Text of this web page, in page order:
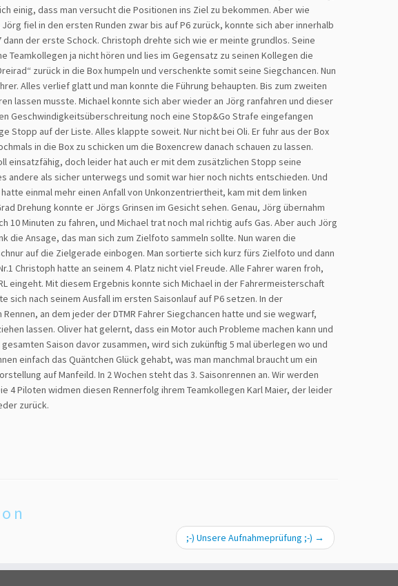
einig, dass man versucht die Positionen ins Ziel zu bekommen. Aber wie
fiel in den ersten Runden zwar bis auf P6 zurück, konnte sich aber innerhalb
der erste Schock. Christoph drehte sich wie er meinte grundlos. Seine
ja nicht hören und lies im Gegensatz zu seinen Kollegen die
zurück in die Box humpeln und verschenkte somit seine Siegchancen. Nun
Alles verlief glatt und man konnte die Führung behaupten. Bis zum zweiten
lassen musste. Michael konnte sich aber wieder an Jörg ranfahren und dieser
Geschwindigkeitsüberschreitung noch eine Stop&Go Strafe eingefangen
Stopp auf der Liste. Alles klappte soweit. Nur nicht bei Oli. Er fuhr aus der Box
in die Box zu schicken um die Boxencrew danach schauen zu lassen.
einsatzfähig, doch leider hat auch er mit dem zusätzlichen Stopp seine
andere als sicher unterwegs und somit war hier noch nichts entschieden. Und
einmal mehr einen Anfall von Unkonzentriertheit, kam mit dem linken
Drehung konnte er Jörgs Grinsen im Gesicht sehen. Genau, Jörg übernahm
Minuten zu fahren, und Michael trat noch mal richtig aufs Gas. Aber auch Jörg
die Ansage, das man sich zum Zielfoto sammeln sollte. Nun waren die
auf die Zielgerade einbogen. Man sortierte sich kurz fürs Zielfoto und dann
Christoph hatte an seinem 4. Platz nicht viel Freude. Alle Fahrer waren froh,
eingeht. Mit diesem Ergebnis konnte sich Michael in der Fahrermeisterschaft
sich nach seinem Ausfall im ersten Saisonlauf auf P6 setzen. In der
an dem jeder der DTMR Fahrer Siegchancen hatte und sie wegwarf,
lassen. Oliver hat gelernt, dass ein Motor auch Probleme machen kann und
Saison davor zusammen, wird sich zukünftig 5 mal überlegen wo und
einfach das Quäntchen Glück gehabt, was man manchmal braucht um ein
auf Manfeild. In 2 Wochen steht das 3. Saisonrennen an. Wir werden
Piloten widmen diesen Rennerfolg ihrem Teamkollegen Karl Maier, der leider
zurück.
;-) Unsere Aufnahmeprüfung ;-) →